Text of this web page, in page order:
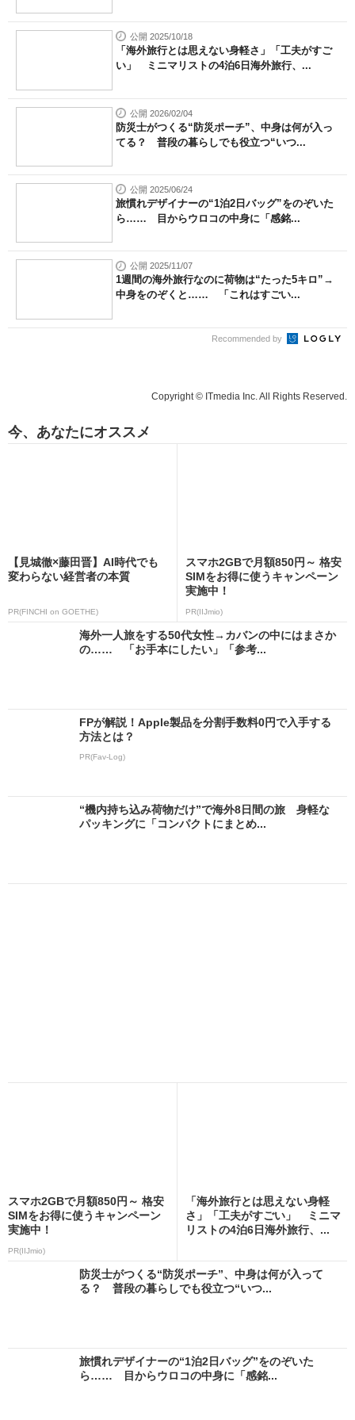
公開 2025/10/18
「海外旅行とは思えない身軽さ」「工夫がすご
い」 ミニマリストの4泊6日海外旅行、...
公開 2026/02/04
防災士がつくる“防災ポーチ”、中身は何が入っ
てる？ 普段の暮らしでも役立つ“いつ...
公開 2025/06/24
旅慣れデザイナーの“1泊2日バッグ”をのぞいた
ら…… 目からウロコの中身に「感銘...
公開 2025/11/07
1週間の海外旅行なのに荷物は“たった5キロ”→
中身をのぞくと…… 「これはすごい...
Recommended by
Copyright © ITmedia Inc. All Rights Reserved.
今、あなたにオススメ
【見城徹×藤田晋】AI時代でも
変わらない経営者の本質
PR(FINCHI on GOETHE)
スマホ2GBで月額850円～ 格安
SIMをお得に使うキャンペーン
実施中！
PR(IIJmio)
海外一人旅をする50代女性→カバンの中にはまさか
の…… 「お手本にしたい」「参考...
FPが解説！Apple製品を分割手数料0円で入手する
方法とは？
PR(Fav-Log)
“機内持ち込み荷物だけ”で海外8日間の旅 身軽な
パッキングに「コンパクトにまとめ...
スマホ2GBで月額850円～ 格安
SIMをお得に使うキャンペーン
実施中！
PR(IIJmio)
「海外旅行とは思えない身軽
さ」「工夫がすごい」 ミニマ
リストの4泊6日海外旅行、...
防災士がつくる“防災ポーチ”、中身は何が入って
る？ 普段の暮らしでも役立つ“いつ...
旅慣れデザイナーの“1泊2日バッグ”をのぞいた
ら…… 目からウロコの中身に「感銘...